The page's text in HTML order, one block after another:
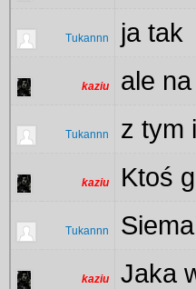
Tukannn ja tak
kaziu ale
Tukannn z tym
kaziu Ktoś
Tukannn
kaziu Jaka